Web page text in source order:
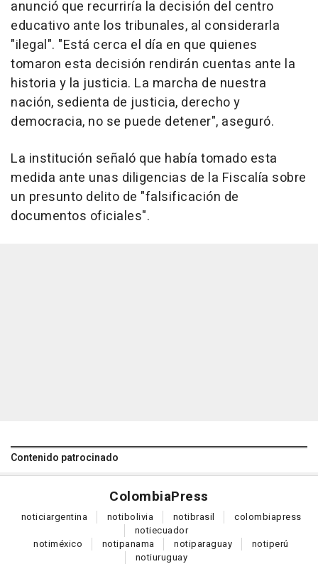
anunció que recurriría la decisión del centro
educativo ante los tribunales, al considerarla
"ilegal". "Está cerca el día en que quienes
tomaron esta decisión rendirán cuentas ante la
historia y la justicia. La marcha de nuestra
nación, sedienta de justicia, derecho y
democracia, no se puede detener", aseguró.
La institución señaló que había tomado esta
medida ante unas diligencias de la Fiscalía sobre
un presunto delito de "falsificación de
documentos oficiales".
Contenido patrocinado
ColombiaPress
noticiargentina notibolivia notibrasil colombiapress
notiecuador
notiméxico notipanama notiparaguay notiperú
notiuruguay